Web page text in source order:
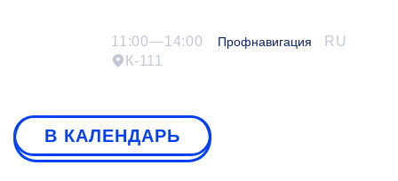
11:00—14:00 Профнавигация
RU
К-111
В КАЛЕНДАРЬ